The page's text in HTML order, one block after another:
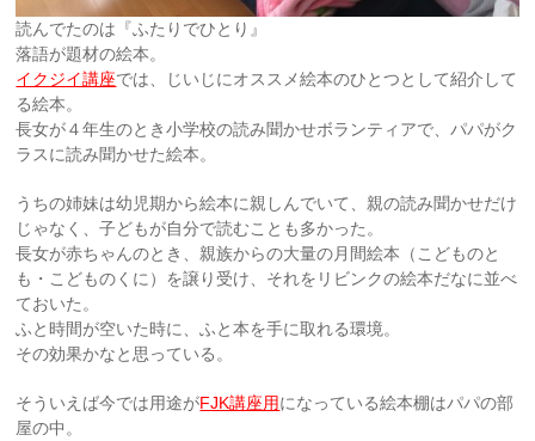
読んでたのは『ふたりでひとり』
落語が題材の絵本。
イクジイ講座では、じいじにオススメ絵本のひとつとして紹介して
る絵本。
長女が４年生のとき小学校の読み聞かせボランティアで、パパがク
ラスに読み聞かせた絵本。
うちの姉妹は幼児期から絵本に親しんでいて、親の読み聞かせだけ
じゃなく、子どもが自分で読むことも多かった。
長女が赤ちゃんのとき、親族からの大量の月間絵本（こどものと
も・こどものくに）を譲り受け、それをリビンクの絵本だなに並べ
ておいた。
ふと時間が空いた時に、ふと本を手に取れる環境。
その効果かなと思っている。
そういえば今では用途がFJK講座用になっている絵本棚はパパの部
屋の中。